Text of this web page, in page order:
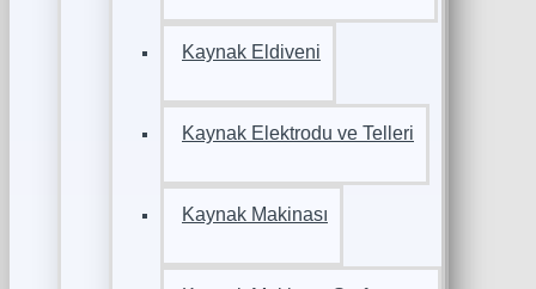
Kaynak Eldiveni
Kaynak Elektrodu ve Telleri
Kaynak Makinası